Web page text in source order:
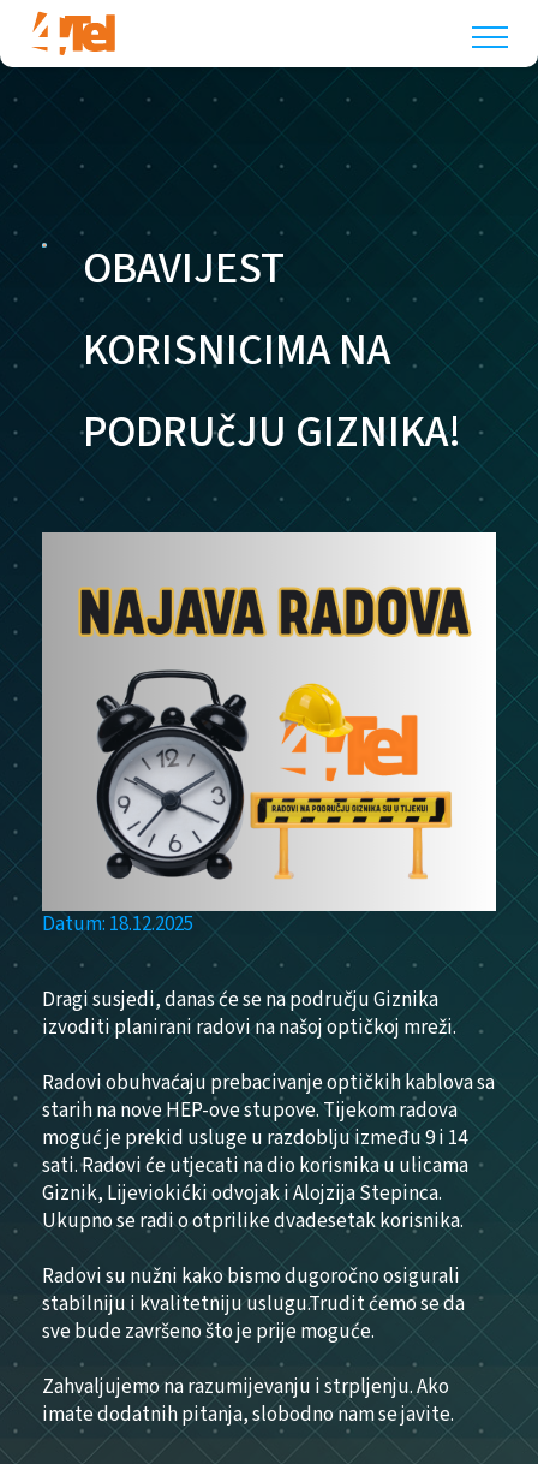
OBAVIJEST
KORISNICIMA NA
PODRUčJU GIZNIKA!
Datum: 18.12.2025
Dragi susjedi, danas će se na području Giznika
izvoditi planirani radovi na našoj optičkoj mreži.
Radovi obuhvaćaju prebacivanje optičkih kablova sa
starih na nove HEP-ove stupove. Tijekom radova
moguć je prekid usluge u razdoblju između 9 i 14
sati. Radovi će utjecati na dio korisnika u ulicama
Giznik, Lijeviokićki odvojak i Alojzija Stepinca.
Ukupno se radi o otprilike dvadesetak korisnika.
Radovi su nužni kako bismo dugoročno osigurali
stabilniju i kvalitetniju uslugu.Trudit ćemo se da
sve bude završeno što je prije moguće.
Zahvaljujemo na razumijevanju i strpljenju. Ako
imate dodatnih pitanja, slobodno nam se javite.